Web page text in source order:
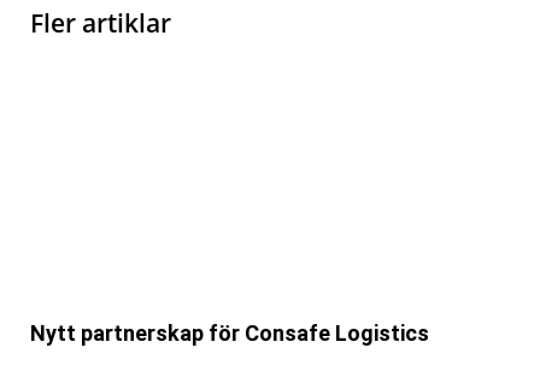
Fler artiklar
Nytt partnerskap för Consafe Logistics